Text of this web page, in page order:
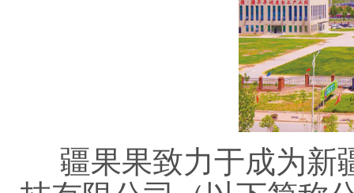
疆果果致力于成为新